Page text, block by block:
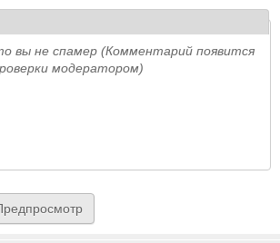
вы не спамер (Комментарий появится
модератором)